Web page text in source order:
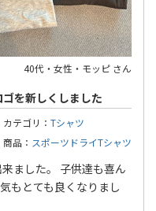
40代・女性・モッピ さん
を新しくしました
カテゴリ： Tシャツ
商品： スポーツドライTシャツ
ました。 子供達も喜ん
もとても良くなりまし